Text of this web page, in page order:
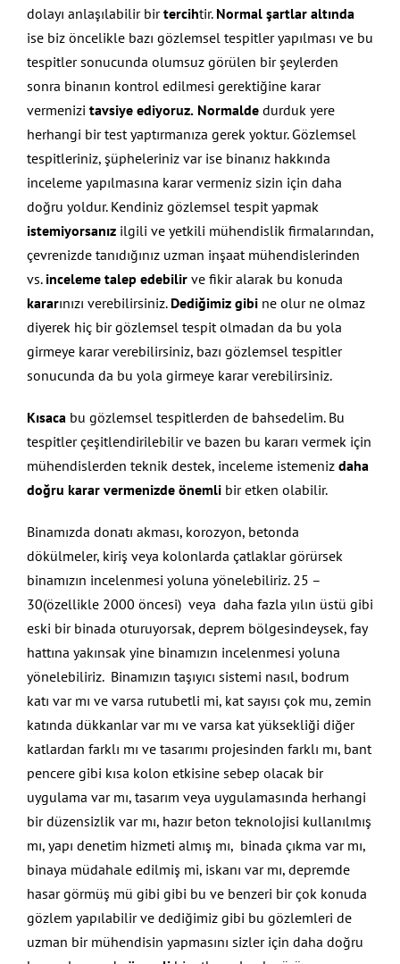
dolayı anlaşılabilir birtercihtir. Normal şartlar altında
ise biz öncelikle bazı gözlemsel tespitler yapılması ve bu
tespitler sonucunda olumsuz görülen bir şeylerden
sonra binanın kontrol edilmesi gerektiğine karar
vermenizi tavsiye ediyoruz. Normaldedurduk yere
herhangi bir test yaptırmanıza gerek yoktur. Gözlemsel
tespitleriniz, şüpheleriniz var ise binanız hakkında
inceleme yapılmasına karar vermeniz sizin için daha
doğru yoldur. Kendiniz gözlemsel tespit yapmak
istemiyorsanızilgili ve yetkili mühendislik firmalarından,
çevrenizde tanıdığınız uzman inşaat mühendislerinden
vs. inceleme talep edebilirve fikir alarak bu konuda
kararınızı verebilirsiniz. Dediğimiz gibine olur ne olmaz
diyerek hiç bir gözlemsel tespit olmadan da bu yola
girmeye karar verebilirsiniz, bazı gözlemsel tespitler
sonucunda da bu yola girmeye karar verebilirsiniz.
Kısacabu gözlemsel tespitlerden de bahsedelim. Bu
tespitler çeşitlendirilebilir ve bazen bu kararı vermek için
mühendislerden teknik destek, inceleme istemeniz daha
doğru karar vermenizde önemlibir etken olabilir.
Binamızda donatı akması, korozyon, betonda
dökülmeler, kiriş veya kolonlarda çatlaklar görürsek
binamızın incelenmesi yoluna yönelebiliriz. 25 –
30(özellikle 2000 öncesi) veya daha fazla yılın üstü gibi
eski bir binada oturuyorsak, deprem bölgesindeysek, fay
hattına yakınsak yine binamızın incelenmesi yoluna
yönelebiliriz. Binamızın taşıyıcı sistemi nasıl, bodrum
katı var mı ve varsa rutubetli mi, kat sayısı çok mu, zemin
katında dükkanlar var mı ve varsa kat yüksekliği diğer
katlardan farklı mı ve tasarımı projesinden farklı mı, bant
pencere gibi kısa kolon etkisine sebep olacak bir
uygulama var mı, tasarım veya uygulamasında herhangi
bir düzensizlik var mı, hazır beton teknolojisi kullanılmış
mı, yapı denetim hizmeti almış mı, binada çıkma var mı,
binaya müdahale edilmiş mi, iskanı var mı, depremde
hasar görmüş mü gibi gibi bu ve benzeri bir çok konuda
gözlem yapılabilir ve dediğimiz gibi bu gözlemleri de
uzman bir mühendisin yapmasını sizler için daha doğru